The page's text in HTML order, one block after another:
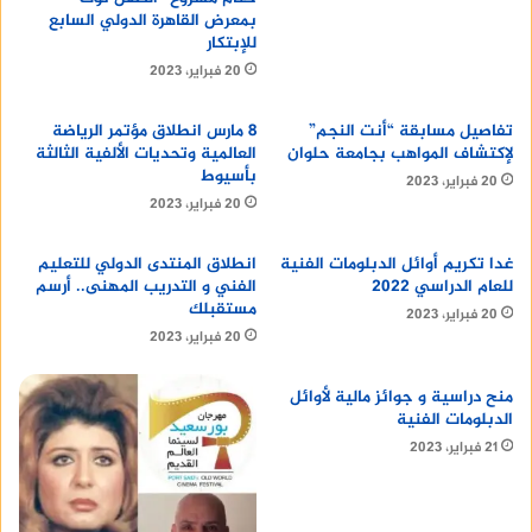
البرامج والدرجات العلمية
تقدم جامعه المنيا مجموعة متنوعة من البرامج
والدرجات العلمية، بما في ذلك:
البكالوريوس
الدكتوراه
بمعرض القاهرة الدولي السابع
للإبتكار
20 فبراير، 2023
تفاصيل مسابقة “أنت النجم”
لإكتشاف المواهب بجامعة حلوان
20 فبراير، 2023
8 مارس انطلاق مؤتمر الرياضة
العالمية وتحديات الألفية الثالثة
بأسيوط
20 فبراير، 2023
غدا تكريم أوائل الدبلومات الفنية
للعام الدراسي 2022
20 فبراير، 2023
انطلاق المنتدى الدولي للتعليم
الفني و التدريب المهنى.. أرسم
مستقبلك
20 فبراير، 2023
منح دراسية و جوائز مالية لأوائل
الدبلومات الفنية
21 فبراير، 2023